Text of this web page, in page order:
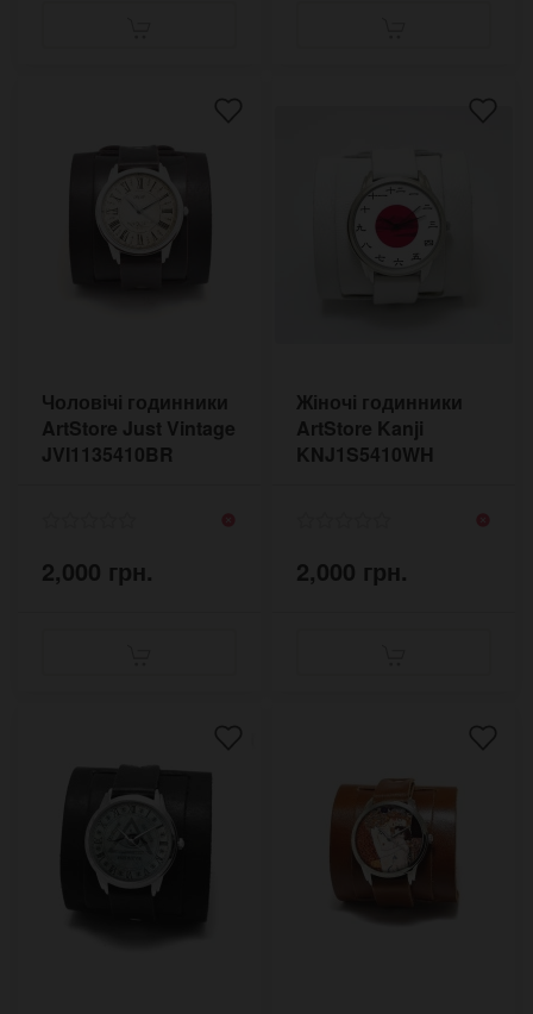
Чоловічі годинники
ArtStore Just Vintage
JVI1135410BR
2,000 грн.
Жіночі годинники
ArtStore Kanji
KNJ1S5410WH
2,000 грн.